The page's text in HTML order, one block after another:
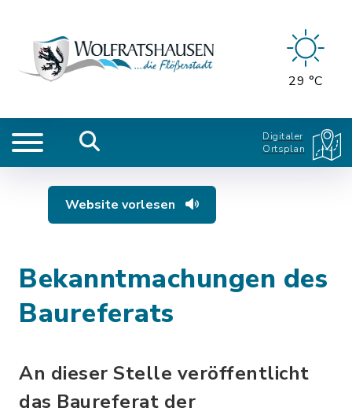
29 °C
Digitaler
Ortsplan
Website vorlesen
Bekanntmachungen des
Baureferats
An dieser Stelle veröffentlicht
das Baureferat der